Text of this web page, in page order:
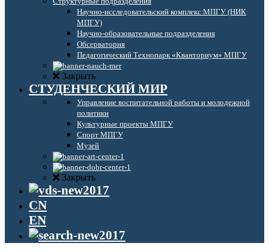
Научно-исследовательский комплекс МПГУ (НИК
МПГУ)
Научно-образовательные подразделения
Обсерватория
Педагогический Технопарк «Кванториум» МПГУ
Закрыть
СТУДЕНЧЕСКИЙ МИР
Управление воспитательной работы и молодежной
политики
Культурные проекты МПГУ
Спорт МПГУ
Музей
Закрыть
CN
EN